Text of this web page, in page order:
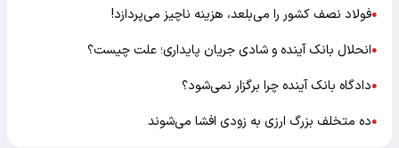
●فولاد نصف کشور را می‌بلعد، هزینه ناچیز می‌پردازد!
●انحلال بانک آینده و شادی جریان پایداری؛ علت چیست؟
●دادگاه بانک آینده چرا برگزار نمی‌شود؟
●ده متخلف بزرگ ارزی به زودی افشا می‌شوند